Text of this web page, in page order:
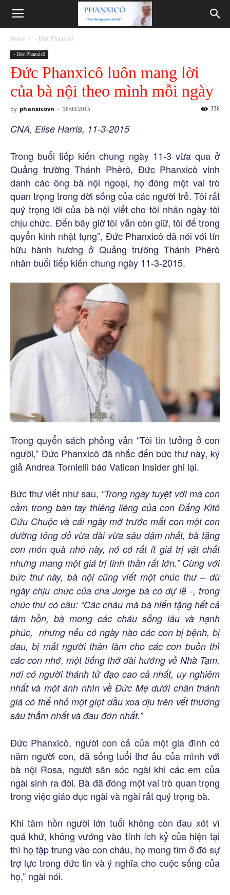
Phanxicô
Home - Đức Phanxicô
- Đức Phanxicô
Đức Phanxicô luôn mang lời
của bà nội theo mình mỗi ngày
By phanxicovn - 16/03/2015 336
CNA, Elise Harris, 11-3-2015
Trong buổi tiếp kiến chung ngày 11-3 vừa qua ở
Quảng trường Thánh Phêrô, Đức Phanxicô vinh
danh các ông bà nội ngoại, họ đóng một vai trò
quan trọng trong đời sống của các người trẻ. Tôi rất
quý trọng lời của bà nội viết cho tôi nhân ngày tôi
chịu chức. Đến bây giờ tôi vẫn còn giữ, tôi để trong
quyển kinh nhật tụng”, Đức Phanxicô đã nói với tín
hữu hành hương ở Quảng trường Thánh Phêrô
nhân buổi tiếp kiến chung ngày 11-3-2015.
Trong quyển sách phỏng vấn “Tôi tin tưởng ở con
người,” Đức Phanxicô đã nhắc đến bức thư này, ký
giả Andrea Tornielli báo Vatican Insider ghi lại.
Bức thư viết như sau, “Trong ngày tuyệt vời mà con
cầm trong bàn tay thiêng liêng của con Đấng Kitô
Cứu Chuộc và cái ngày mở trước mắt con một con
đường tông đồ vừa dài vừa sâu đậm nhất, bà tặng
con món quà nhỏ này, nó có rất ít giá trị vật chất
nhưng mang một giá trị tinh thần rất lớn.” Cùng với
bức thư này, bà nội cũng viết một chúc thư – dù
ngày chịu chức của cha Jorge bà có dự lễ -, trong
chúc thư có câu: “Các cháu mà bà hiến tặng hết cả
tâm hồn, bà mong các cháu sống lâu và hạnh
phúc, nhưng nếu có ngày nào các con bị bệnh, bị
đau, bị mất người thân làm cho các con buồn thì
các con nhớ, một tiếng thở dài hướng về Nhà Tạm,
nơi có người thánh tử đạo cao cả nhất, uy nghiêm
nhất và một ánh nhìn về Đức Mẹ dưới chân thánh
giá có thể nhỏ một giọt dầu xoa dịu trên vết thương
sâu thẳm nhất và đau đớn nhất.”
Đức Phanxicô, người con cả của một gia đình có
năm người con, đã sống tuổi thơ ấu của mình với
bà nội Rosa, người săn sóc ngài khi các em của
ngài sinh ra đời. Bà đã đóng một vai trò quan trọng
trong việc giáo dục ngài và ngài rất quý trọng bà.
Khi tâm hồn người lớn tuổi không còn đau xót vì
quá khứ, không vướng vào tính ích kỷ của hiện tại
thì họ tập trung vào con cháu, họ mong tìm ở đó sự
trợ lực trong đức tin và ý nghĩa cho cuộc sống của
họ,” ngài nói.